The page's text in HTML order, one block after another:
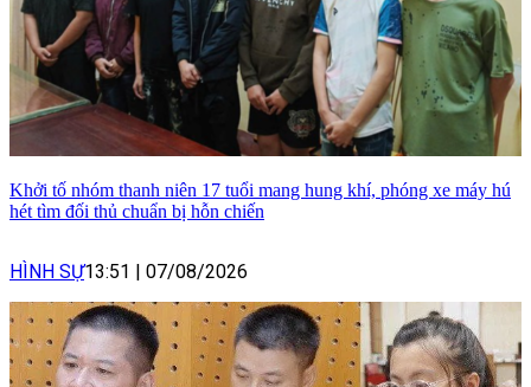
Khởi tố nhóm thanh niên 17 tuổi mang hung khí, phóng xe máy hú
hét tìm đối thủ chuẩn bị hỗn chiến
HÌNH SỰ13:51 | 07/08/2026